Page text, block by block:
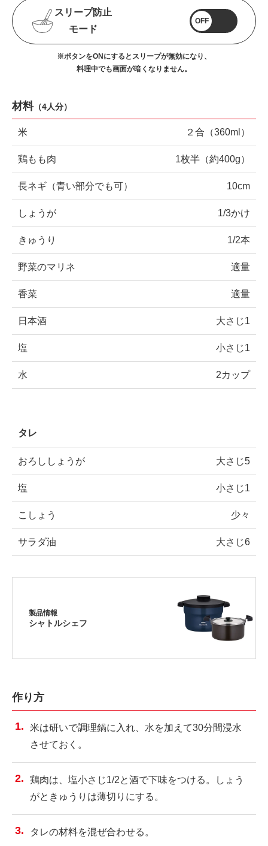
スリープ防止
モード
OFF
※ボタンをONにするとスリープが無効になり、
料理中でも画面が暗くなりません。
材料（4人分）
米 ２合（360ml）
鶏もも肉 1枚半（約400g）
長ネギ（青い部分でも可） 10cm
しょうが 1/3かけ
きゅうり 1/2本
野菜のマリネ 適量
香菜 適量
日本酒 大さじ1
塩 小さじ1
水 2カップ
タレ
おろししょうが 大さじ5
塩 小さじ1
こしょう 少々
サラダ油 大さじ6
製品情報
シャトルシェフ
作り方
米は研いで調理鍋に入れ、水を加えて30分間浸水
させておく。
鶏肉は、塩小さじ1/2と酒で下味をつける。しょう
がときゅうりは薄切りにする。
タレの材料を混ぜ合わせる。